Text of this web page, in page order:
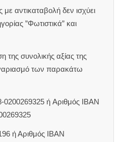
αντικαταβολή δεν ισχύει
”Φωτιστικά” και
της συνολικής αξίας της
των παρακάτω
ή Aριθμός IBAN
ή Αριθμός IBAN